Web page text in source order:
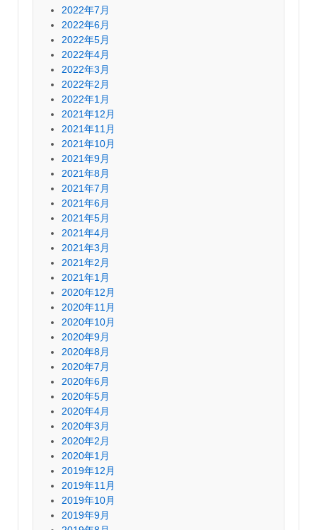
2022年7月
2022年6月
2022年5月
2022年4月
2022年3月
2022年2月
2022年1月
2021年12月
2021年11月
2021年10月
2021年9月
2021年8月
2021年7月
2021年6月
2021年5月
2021年4月
2021年3月
2021年2月
2021年1月
2020年12月
2020年11月
2020年10月
2020年9月
2020年8月
2020年7月
2020年6月
2020年5月
2020年4月
2020年3月
2020年2月
2020年1月
2019年12月
2019年11月
2019年10月
2019年9月